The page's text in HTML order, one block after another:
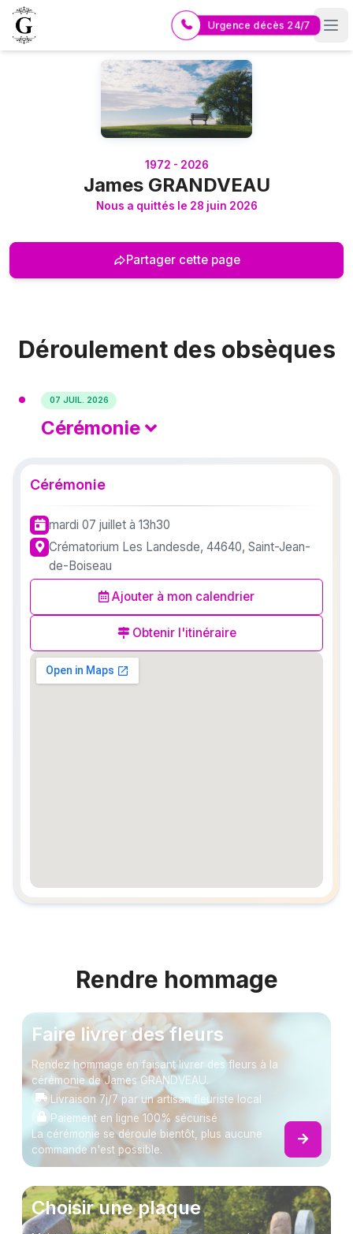
Logo Pompes Funèbres GUERIN
Urgence décès 24/7
1972 - 2026
James GRANDVEAU
Nous a quittés le 28 juin 2026
Partager cette page
Déroulement des obsèques
07 JUIL. 2026
Cérémonie
Cérémonie
mardi 07 juillet à 13h30
Crématorium Les Landesde, 44640, Saint-Jean-
de-Boiseau
Ajouter à mon calendrier
Obtenir l'itinéraire
embedgooglemap.net
Rendre hommage
Faire livrer des fleurs
Rendez hommage en faisant livrer des fleurs à la
cérémonie de James GRANDVEAU.
Livraison 7j/7 par un artisan fleuriste local
Paiement en ligne 100% sécurisé
La cérémonie se déroule bientôt, plus aucune
commande n'est possible.
Choisir une plaque